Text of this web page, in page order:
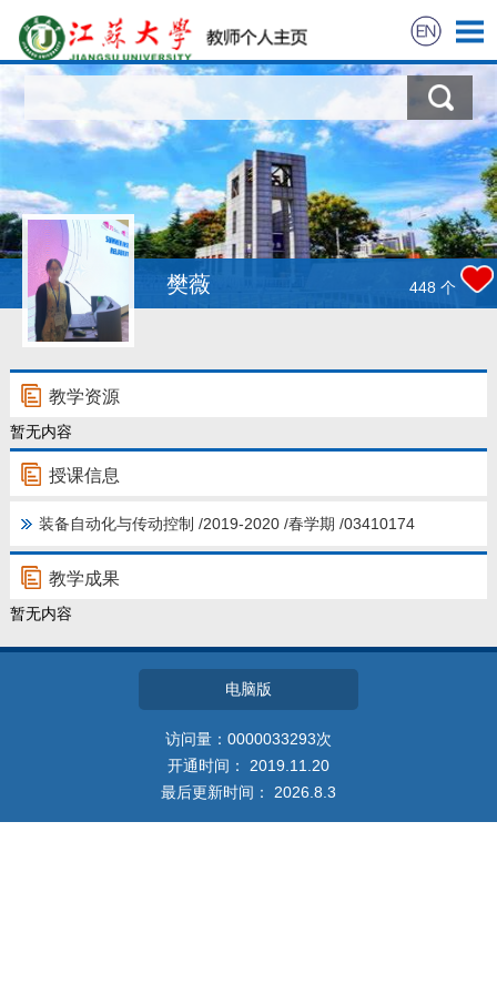
科学研究
教学研究
获奖信息
招生信息
学生信息
我的相册
樊薇 448 个
教学资源
暂无内容
授课信息
装备自动化与传动控制 /2019-2020 /春学期 /03410174
教学成果
暂无内容
电脑版
访问量： 0000033293次
开通时间： 2019 11 20
最后更新时间： 2026 8 3